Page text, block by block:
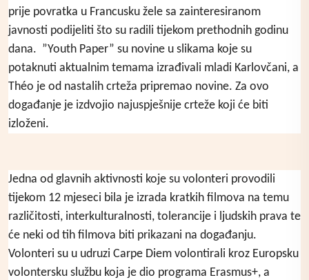
prije povratka u Francusku žele sa zainteresiranom
javnosti podijeliti što su radili tijekom prethodnih godinu
dana. ”Youth Paper” su novine u slikama koje su
potaknuti aktualnim temama izrađivali mladi Karlovčani, a
Théo je od nastalih crteža pripremao novine. Za ovo
događanje je izdvojio najuspješnije crteže koji će biti
izloženi.
Jedna od glavnih aktivnosti koje su volonteri provodili
tijekom 12 mjeseci bila je izrada kratkih filmova na temu
različitosti, interkulturalnosti, tolerancije i ljudskih prava te
će neki od tih filmova biti prikazani na događanju.
Volonteri su u udruzi Carpe Diem volontirali kroz Europsku
volontersku službu koja je dio programa Erasmus+, a